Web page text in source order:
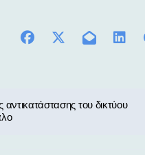
αντικατάστασης του δικτύου